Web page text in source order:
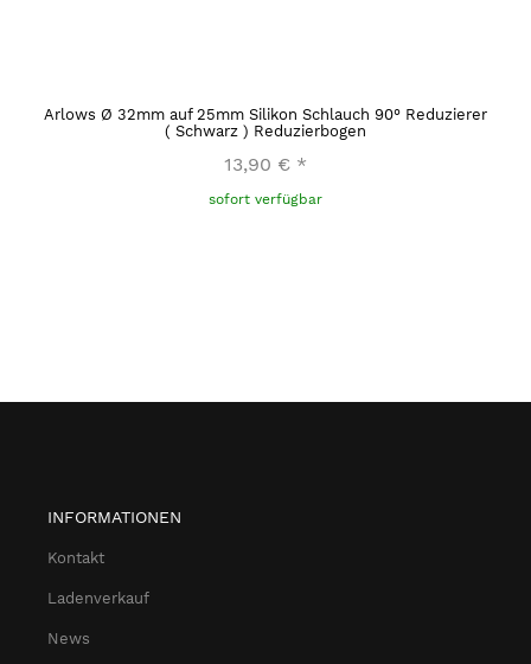
Arlows Ø 32mm auf 25mm Silikon Schlauch 90° Reduzierer
( Schwarz ) Reduzierbogen
13,90 € *
sofort verfügbar
INFORMATIONEN
Kontakt
Ladenverkauf
News